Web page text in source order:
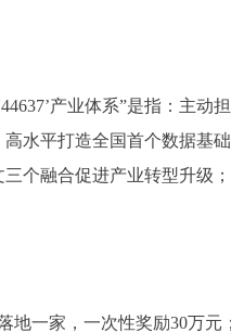
产业体系”是指：主动
水平打造全国首个数据基
个融合促进产业转型升级
一家，一次性奖励30万元